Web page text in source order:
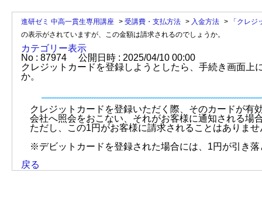
進研ゼミ 中高一貫生専用講座 > 受講費・支払方法 > 入金方法 >
「クレ
の表示がされていますが、この金額は請求されるのでしょうか。
カテゴリー表示
No : 87974
公開日時 : 2025/04/10 00:00
クレジットカードを登録しようとしたら、手続き画面
か。
クレジットカードを登録いただく際、そのカードが
会社へ照会をおこない、それがお客様に通知される場
ただし、この1円がお客様に請求されることはありま
※デビットカードを登録された場合には、1円が引き
戻る